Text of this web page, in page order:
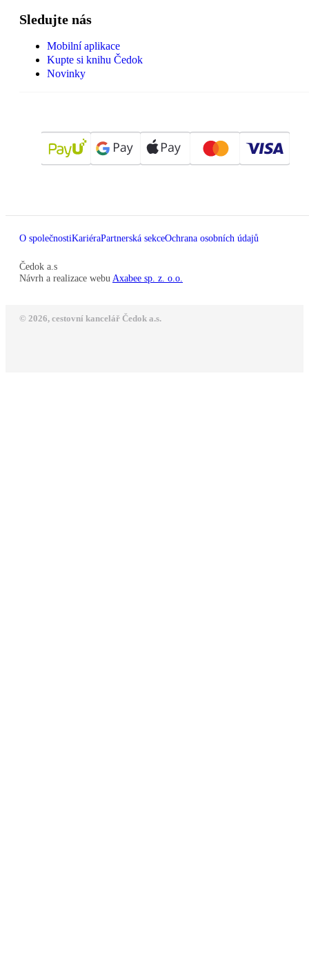
Sledujte nás
Mobilní aplikace
Kupte si knihu Čedok
Novinky
O společnostiKariéraPartnerská sekceOchrana osobních údajů
Čedok a.s
Návrh a realizace webu Axabee sp. z. o.o.
© 2026, cestovní kancelář Čedok a.s.